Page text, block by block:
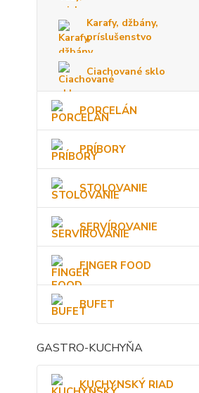
Karafy, džbány,
príslušenstvo
Ciachované sklo
PORCELÁN
PRÍBORY
STOLOVANIE
SERVÍROVANIE
FINGER FOOD
BUFET
GASTRO-KUCHYŇA
KUCHYNSKÝ RIAD